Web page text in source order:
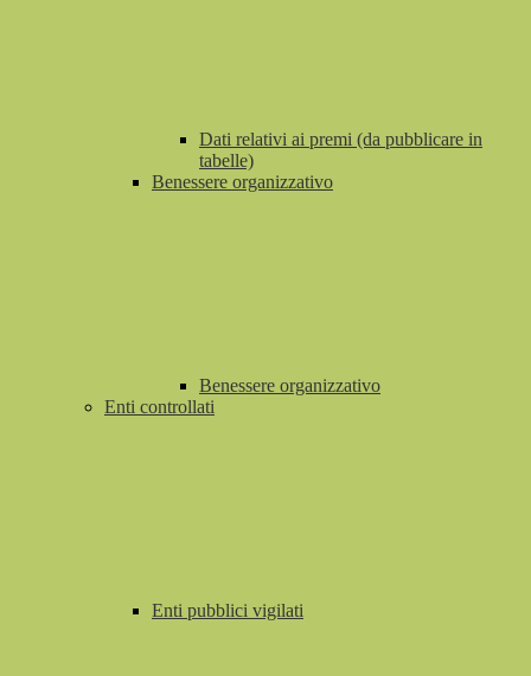
Dati relativi ai premi (da pubblicare in
tabelle)
Benessere organizzativo
Benessere organizzativo
Enti controllati
Enti pubblici vigilati